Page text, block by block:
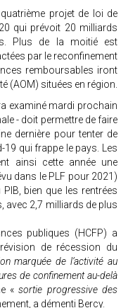
projet de loi de
qui prévoit 20 milliards
Plus de la moitié est
par le reconfinement
remboursables iront
(AOM) situées en région.
examiné mardi prochain
- doit permettre de faire
dernière pour tenter de
qui frappe le pays. Les
ainsi cette année une
dans le PLF pour 2021)
bien que les rentrées
avec 2,7 milliards de plus
publiques (HCFP) a
de récession du
marquée de l’activité au
de confinement au-delà
«sortie progressive des
a démenti Bercy.